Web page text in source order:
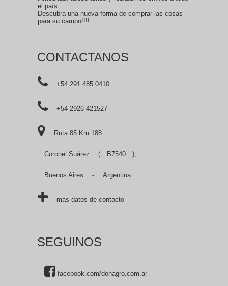
el país.
Descubra una nueva forma de comprar las cosas
para su campo!!!!
CONTACTANOS
+54 291 485 0410
+54 2926 421527
Ruta 85 Km 188
Coronel Suárez ( B7540 ),
Buenos Aires - Argentina
más datos de contacto
SEGUINOS
facebook.com/donagro.com.ar